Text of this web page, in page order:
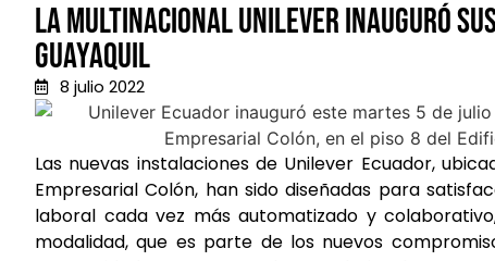
La multinacional Unilever inauguró
Guayaquil
8 julio 2022
Las nuevas instalaciones de Unilever Ecuador,
Empresarial Colón, han sido diseñadas para
laboral cada vez más automatizado y
modalidad, que es parte de los nuevos